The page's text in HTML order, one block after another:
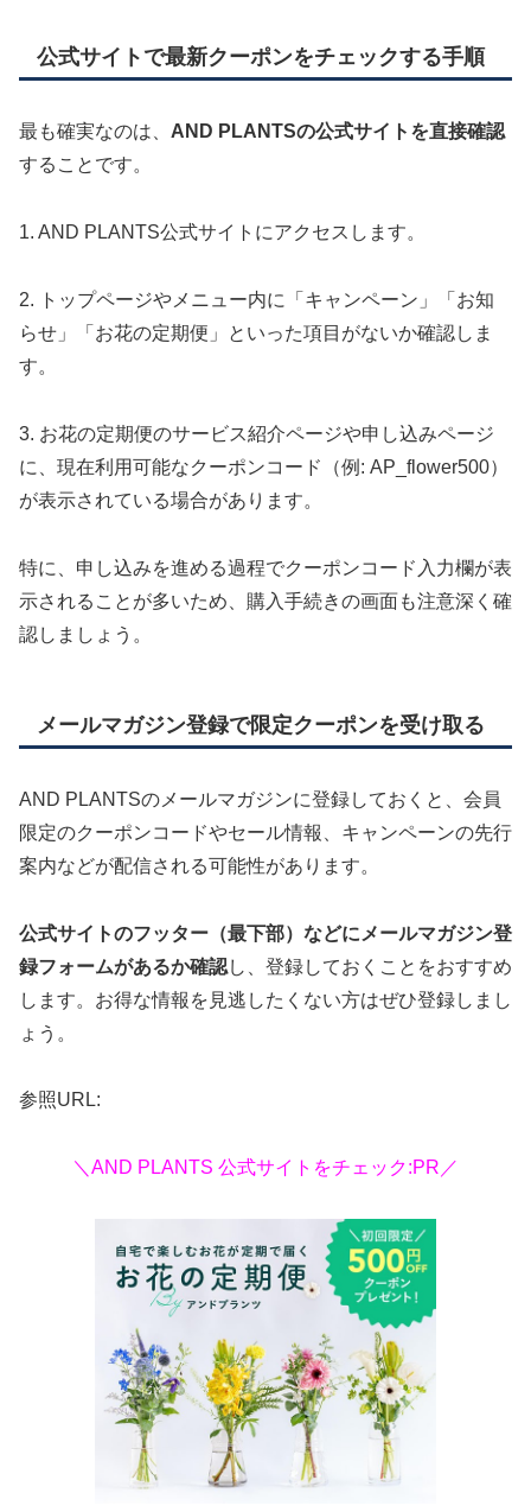
公式サイトで最新クーポンをチェックする手順
最も確実なのは、 AND PLANTSの公式サイトを直接確認
することです。
1. AND PLANTS公式サイトにアクセスします。
2. トップページやメニュー内に「キャンペーン」「お知
らせ」「お花の定期便」といった項目がないか確認しま
す。
3. お花の定期便のサービス紹介ページや申し込みページ
に、現在利用可能なクーポンコード（例: AP_flower500）
が表示されている場合があります。
特に、申し込みを進める過程でクーポンコード入力欄が表
示されることが多いため、購入手続きの画面も注意深く確
認しましょう。
メールマガジン登録で限定クーポンを受け取る
AND PLANTSのメールマガジンに登録しておくと、会員
限定のクーポンコードやセール情報、キャンペーンの先行
案内などが配信される可能性があります。
公式サイトのフッター（最下部）などにメールマガジン登
録フォームがあるか確認し、登録しておくことをおすすめ
します。お得な情報を見逃したくない方はぜひ登録しまし
ょう。
参照URL:
＼AND PLANTS 公式サイトをチェック:PR／